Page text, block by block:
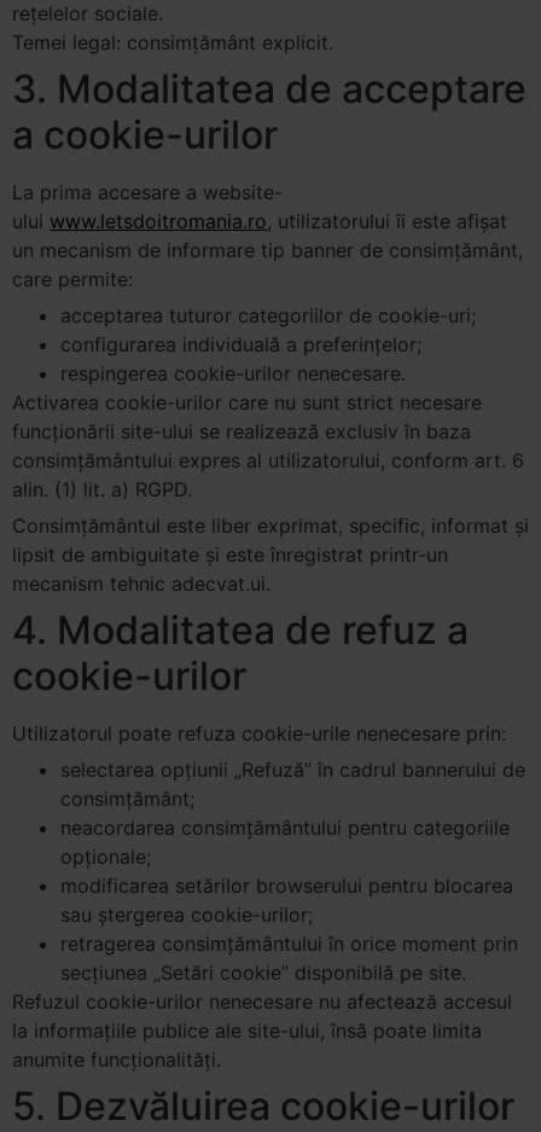
rețelelor sociale.
Temei legal: consimțământ explicit.
3. Modalitatea de acceptare
a cookie-urilor
La prima accesare a website-
ului www.letsdoitromania.ro, utilizatorului îi este afișat
un mecanism de informare tip banner de consimțământ,
care permite:
acceptarea tuturor categoriilor de cookie-uri;
configurarea individuală a preferințelor;
respingerea cookie-urilor nenecesare.
Activarea cookie-urilor care nu sunt strict necesare
funcționării site-ului se realizează exclusiv în baza
consimțământului expres al utilizatorului, conform art. 6
alin. (1) lit. a) RGPD.
Consimțământul este liber exprimat, specific, informat și
lipsit de ambiguitate și este înregistrat printr-un
mecanism tehnic adecvat.ui.
4. Modalitatea de refuz a
cookie-urilor
Utilizatorul poate refuza cookie-urile nenecesare prin:
selectarea opțiunii „Refuză” în cadrul bannerului de
consimțământ;
neacordarea consimțământului pentru categoriile
opționale;
modificarea setărilor browserului pentru blocarea
sau ștergerea cookie-urilor;
retragerea consimțământului în orice moment prin
secțiunea „Setări cookie” disponibilă pe site.
Refuzul cookie-urilor nenecesare nu afectează accesul
la informațiile publice ale site-ului, însă poate limita
anumite funcționalități.
5. Dezvăluirea cookie-urilor